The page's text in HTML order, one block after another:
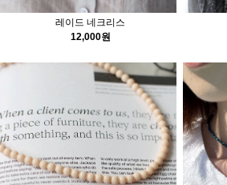
레이드 네크리스
12,000원